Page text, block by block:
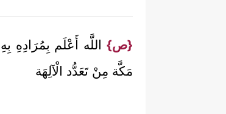
{ص}اللَّه أَعْلَم بِمُرَادِهِ بِهِ
مَكَّة مِنْ تَعَدُّد الْآلِهَة